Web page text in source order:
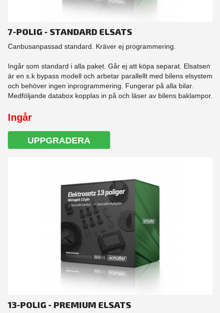
7-POLIG - STANDARD ELSATS
Canbusanpassad standard. Kräver ej programmering.
Ingår som standard i alla paket. Går ej att köpa separat. Elsatsen
är en s.k bypass modell och arbetar parallellt med bilens elsystem
och behöver ingen inprogrammering. Fungerar på alla bilar.
Medföljande databox kopplas in på och läser av bilens baklampor.
Ingår
UPPGRADERA
13-POLIG - PREMIUM ELSATS